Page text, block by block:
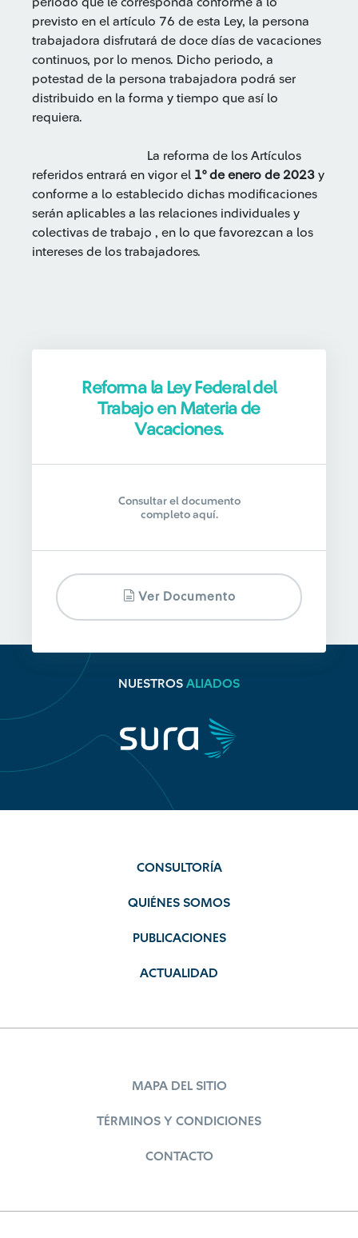
previsto en el artículo 76 de esta Ley, la persona
trabajadora disfrutará de doce días de vacaciones
continuos, por lo menos. Dicho periodo, a
potestad de la persona trabajadora podrá ser
distribuido en la forma y tiempo que así lo
requiera.
La reforma de los Artículos
referidos entrará en vigor el 1° de enero de 2023 y
conforme a lo establecido dichas modificaciones
serán aplicables a las relaciones individuales y
colectivas de trabajo , en lo que favorezcan a los
intereses de los trabajadores.
Reforma la Ley Federal del
Trabajo en Materia de
Vacaciones.
Consultar el documento
completo aquí.
Ver Documento
NUESTROS ALIADOS
CONSULTORÍA
QUIÉNES SOMOS
PUBLICACIONES
ACTUALIDAD
MAPA DEL SITIO
TÉRMINOS Y CONDICIONES
CONTACTO